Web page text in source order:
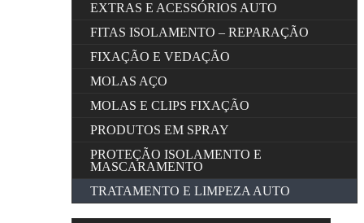
EXTRAS E ACESSÓRIOS AUTO
FITAS ISOLAMENTO – REPARAÇÃO
FIXAÇÃO E VEDAÇÃO
MOLAS AÇO
MOLAS E CLIPS FIXAÇÃO
PRODUTOS EM SPRAY
PROTEÇÃO ISOLAMENTO E
MASCARAMENTO
TRATAMENTO E LIMPEZA AUTO